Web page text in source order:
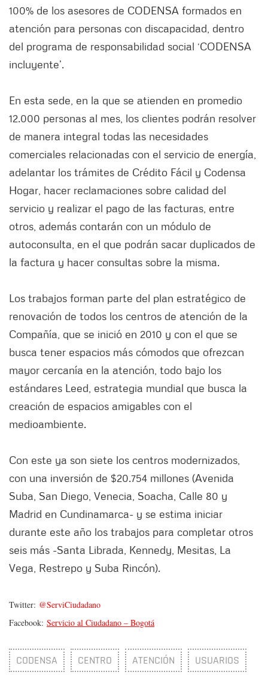
100% de los asesores de CODENSA formados en
atención para personas con discapacidad, dentro
del programa de responsabilidad social ‘CODENSA
incluyente’.
En esta sede, en la que se atienden en promedio
12.000 personas al mes, los clientes podrán resolver
de manera integral todas las necesidades
comerciales relacionadas con el servicio de energía,
adelantar los trámites de Crédito Fácil y Codensa
Hogar, hacer reclamaciones sobre calidad del
servicio y realizar el pago de las facturas, entre
otros, además contarán con un módulo de
autoconsulta, en el que podrán sacar duplicados de
la factura y hacer consultas sobre la misma.
Los trabajos forman parte del plan estratégico de
renovación de todos los centros de atención de la
Compañía, que se inició en 2010 y con el que se
busca tener espacios más cómodos que ofrezcan
mayor cercanía en la atención, todo bajo los
estándares Leed, estrategia mundial que busca la
creación de espacios amigables con el
medioambiente.
Con este ya son siete los centros modernizados,
con una inversión de $20.754 millones (Avenida
Suba, San Diego, Venecia, Soacha, Calle 80 y
Madrid en Cundinamarca- y se estima iniciar
durante este año los trabajos para completar otros
seis más -Santa Librada, Kennedy, Mesitas, La
Vega, Restrepo y Suba Rincón).
Twitter: @ServiCiudadano
Facebook: Servicio al Ciudadano – Bogotá
CODENSA CENTRO ATENCIÓN USUARIOS